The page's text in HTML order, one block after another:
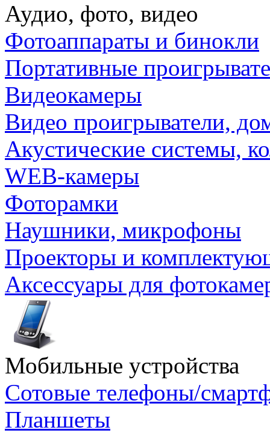
Аудио, фото, видео
Фотоаппараты и бинокли
Портативные
Видеокамеры
Видео проигрыватели,
Акустические системы,
WEB-камеры
Фоторамки
Наушники, микрофоны
Проекторы и
Аксессуары для
Мобильные устройства
Сотовые телефоны/
Планшеты